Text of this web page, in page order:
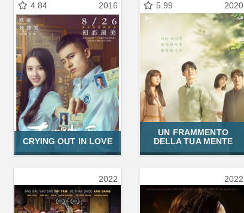
4.84 2016
CRYING OUT IN LOVE
5.99 2020
UN FRAMMENTO
DELLA TUA MENTE
2022 2022